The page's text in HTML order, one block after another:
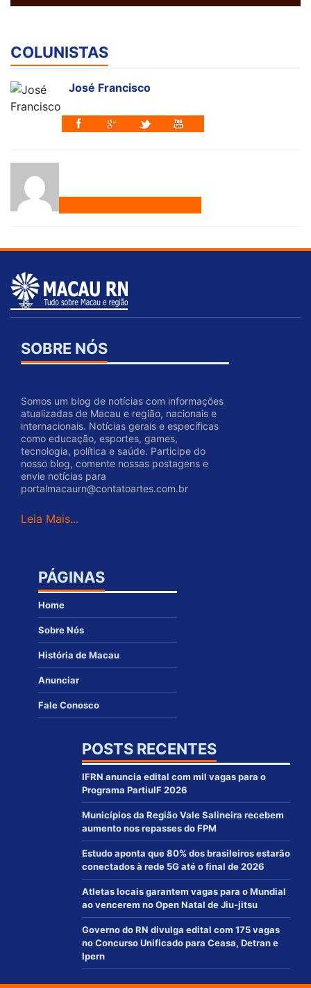
COLUNISTAS
José Francisco
SOBRE NÓS
Somos um blog de notícias com informações
atualizadas de Macau e região, nacionais e
internacionais. Notícias gerais e específicas
como educação, esportes, games,
tecnologia, política e saúde. Participe do
nosso blog, comente nossas postagens e
envie notícias para
portalmacaurn@contatoartes.com.br
Leia Mais...
PÁGINAS
Home
Sobre Nós
História de Macau
Anunciar
Fale Conosco
POSTS RECENTES
IFRN anuncia edital com mil vagas para o
Programa PartiuIF 2026
Municípios da Região Vale Salineira recebem
aumento nos repasses do FPM
Estudo aponta que 80% dos brasileiros estarão
conectados à rede 5G até o final de 2026
Atletas locais garantem vagas para o Mundial
ao vencerem no Open Natal de Jiu-jitsu
Governo do RN divulga edital com 175 vagas
no Concurso Unificado para Ceasa, Detran e
Ipern